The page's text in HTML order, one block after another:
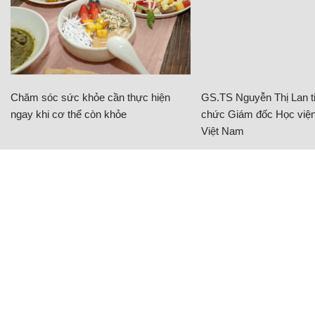
Chăm sóc sức khỏe cần thực hiện
ngay khi cơ thể còn khỏe
GS.TS Nguyễn Thị Lan
chức Giám đốc Học
Việt Nam